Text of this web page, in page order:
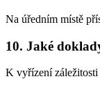
Na úředním místě
10. Jaké
K vyřízení záležitosti